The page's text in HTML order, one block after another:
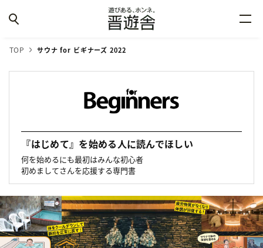
TOP サウナ for ビギナーズ 2022
『はじめて』を始める人に読んでほしい
何を始めるにも最初はみんな初心者
初めましてさんを応援する専門書